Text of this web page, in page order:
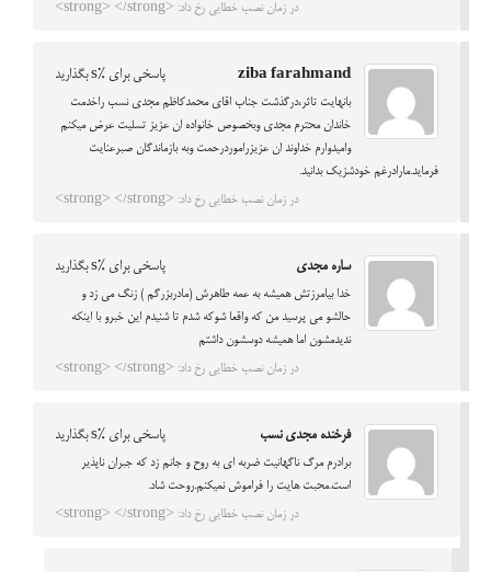
در زمان نصب خطایی رخ داد: <strong> </strong>
ziba farahmand پاسخی برای %s بگذارید
بانهایت تاثر،درگذشت جناب اقای محمدکاظم مجدی نسب راخدمت
خاندان محترم مجدی وبخصوص خانواده ان عزیز تسلیت عرض میکنم
وامیدوارم خداوند ان عزیزراموردرحمت وبه بازماندگان صبرعنایت
فرماید.مارادرغم خودشزیک بدانید.
در زمان نصب خطایی رخ داد: <strong> </strong>
ساره مجدی پاسخی برای %s بگذارید
خدا بیامرزتش همیشه به عمه طاهرش (مادربزرگم ) زنگ می زد و
حالشو می پرسید من که واقعا شوکه شدم تا شنیدم این خبرو با اینکه
ندیدمشون اما همیشه دوسشون داشتم
در زمان نصب خطایی رخ داد: <strong> </strong>
فرخنده مجدی نسب پاسخی برای %s بگذارید
برادرم مرگ ناگهانیت ضربه ای به روح و جانم زد که جبران ناپذیر
است.محبت هایت را فراموش نمیکنم.روحت شاد.
در زمان نصب خطایی رخ داد: <strong> </strong>